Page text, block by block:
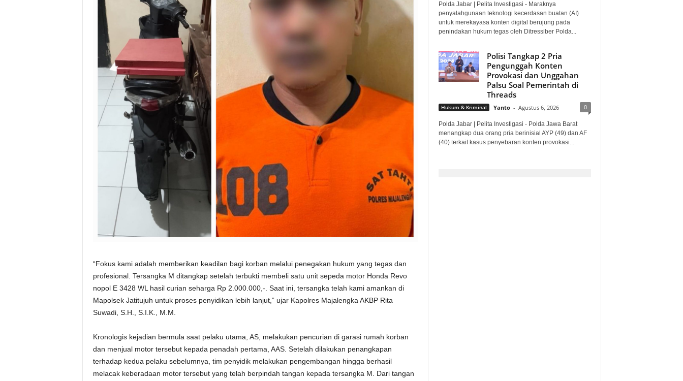
“Fokus kami adalah memberikan keadilan bagi korban melalui penegakan hukum yang tegas dan
profesional. Tersangka M ditangkap setelah terbukti membeli satu unit sepeda motor Honda Revo
nopol E 3428 WL hasil curian seharga Rp 2.000.000,-. Saat ini, tersangka telah kami amankan di
Mapolsek Jatitujuh untuk proses penyidikan lebih lanjut,” ujar Kapolres Majalengka AKBP Rita
Suwadi, S.H., S.I.K., M.M.
Kronologis kejadian bermula saat pelaku utama, AS, melakukan pencurian di garasi rumah korban
dan menjual motor tersebut kepada penadah pertama, AAS. Setelah dilakukan penangkapan
terhadap kedua pelaku sebelumnya, tim penyidik melakukan pengembangan hingga berhasil
melacak keberadaan motor tersebut yang telah berpindah tangan kepada tersangka M. Dari tangan
Polda Jabar | Pelita Investigasi - Maraknya
penyalahgunaan teknologi kecerdasan buatan (AI)
untuk merekayasa konten digital berujung pada
penindakan hukum tegas oleh Ditressiber Polda...
Polisi Tangkap 2 Pria
Pengunggah Konten
Provokasi dan Unggahan
Palsu Soal Pemerintah di
Threads
Hukum & Kriminal Yanto - Agustus 6, 2026 0
Polda Jabar | Pelita Investigasi - Polda Jawa Barat
menangkap dua orang pria berinisial AYP (49) dan AF
(40) terkait kasus penyebaran konten provokasi...